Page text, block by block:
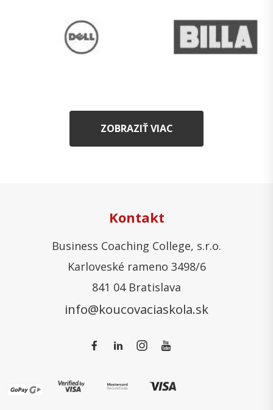
ZOBRAZIŤ VIAC
Kontakt
Business Coaching College, s.r.o.
Karloveské rameno 3498/6
841 04 Bratislava
info@koucovaciaskola.sk